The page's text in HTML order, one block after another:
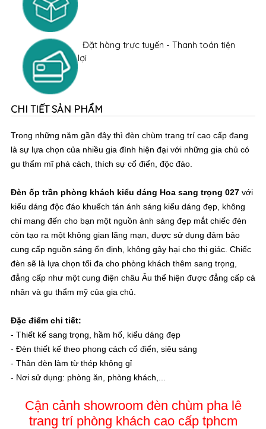
Đặt hàng trực tuyến - Thanh toán tiện
lợi
CHI TIẾT SẢN PHẨM
Trong những năm gần đây thì đèn chùm trang trí cao cấp đang
là sự lựa chọn của nhiều gia đình hiện đại với những gia chủ có
gu thẩm mĩ phá cách, thích sự cổ điển, độc đáo.
Đèn ốp trần phòng khách kiểu dáng Hoa sang trọng 027với
kiểu dáng độc đáo khuếch tán ánh sáng kiểu dáng đẹp, không
chỉ mang đến cho bạn một nguồn ánh sáng đẹp mắt chiếc đèn
còn tạo ra một không gian lãng mạn, được sử dụng đảm bảo
cung cấp nguồn sáng ổn định, không gây hại cho thị giác. Chiếc
đèn sẽ là lựa chọn tối đa cho phòng khách thêm sang trọng,
đẳng cấp như một cung điện châu Âu thể hiện được đẳng cấp cá
nhân và gu thẩm mỹ của gia chủ.
Đặc điểm chi tiết:
- Thiết kế sang trọng, hầm hố, kiểu dáng đẹp
- Đèn thiết kế theo phong cách cổ điển, siêu sáng
- Thân đèn làm từ thép không gỉ
- Nơi sử dụng: phòng ăn, phòng khách,...
Cận cảnh showroom đèn chùm pha lê
trang trí phòng khách cao cấp tphcm